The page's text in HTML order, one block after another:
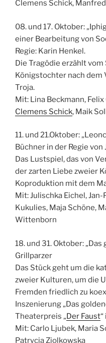
Clemens Schick,
08. und 17. Oktober:
einer Bearbeitung von
Regie: Karin Henkel.
Die Tragödie erzählt
Königstochter nach dem
Troja.
Mit: Lina Beckmann,
Clemens Schick, Maik
11. und 21.Oktober:
Büchner in der Regie von
Das Lustspiel, das von
der zarten Liebe zweier
Koproduktion mit dem
Mit: Julischka Eichel,
Kukulies, Maja Schöne,
Wittenborn
18. und 31. Oktober:
Grillparzer
Das Stück geht um die
zweier Kulturen, um die
Fremden friedlich zu
Inszenierung „Das
Theaterpreis „Der Faust
Mit: Carlo Ljubek, Maria
Patrycia Ziolkowska